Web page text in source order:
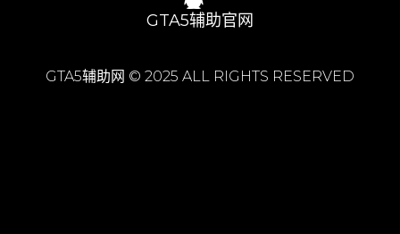
GTA5辅助官网
GTA5辅助网 © 2025 ALL RIGHTS RESERVED